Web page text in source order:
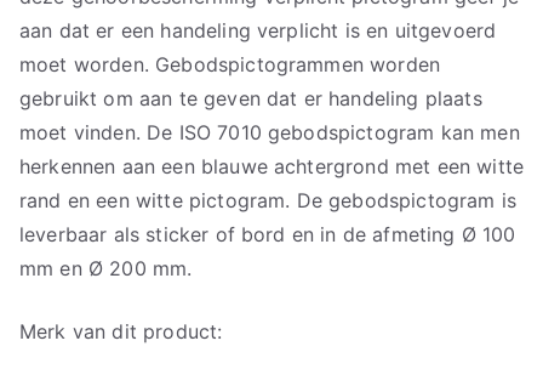
aan dat er een handeling verplicht is en uitgevoerd
moet worden. Gebodspictogrammen worden
gebruikt om aan te geven dat er handeling plaats
moet vinden. De ISO 7010 gebodspictogram kan men
herkennen aan een blauwe achtergrond met een witte
rand en een witte pictogram. De gebodspictogram is
leverbaar als sticker of bord en in de afmeting Ø 100
mm en Ø 200 mm.
Merk van dit product: